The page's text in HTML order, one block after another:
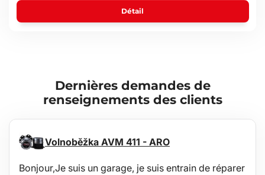
Détail
Dernières demandes de
renseignements des clients
Volnoběžka AVM 411 - ARO
Bonjour,Je suis un garage, je suis entrain de réparer